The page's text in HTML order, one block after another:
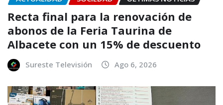
Recta final para la renovación de
abonos de la Feria Taurina de
Albacete con un 15% de descuento
Sureste Televisión Ago 6, 2026